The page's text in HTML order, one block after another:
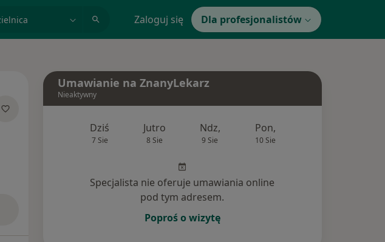
Zaloguj się Dla profesjonalistów
Umawianie na ZnanyLekarz
Nieaktywny
Dziś
7 Sie
Jutro
8 Sie
Ndz,
9 Sie
Pon,
10 Sie
Specjalista nie oferuje umawiania online
pod tym adresem.
Poproś o wizytę